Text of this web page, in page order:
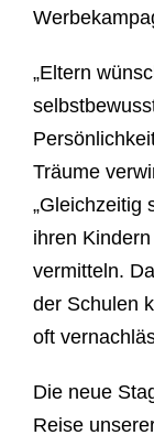
„Eltern
Träume
„Gleichzeitig
ihren
vermitteln.
der Schulen
oft
Die neue
Reise